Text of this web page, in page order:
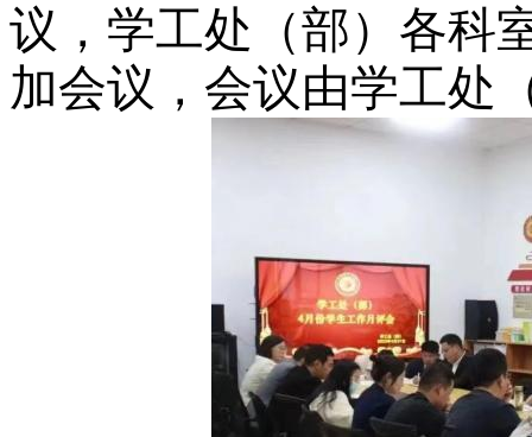
议，学工处（部）各科
加会议，会议由学工处